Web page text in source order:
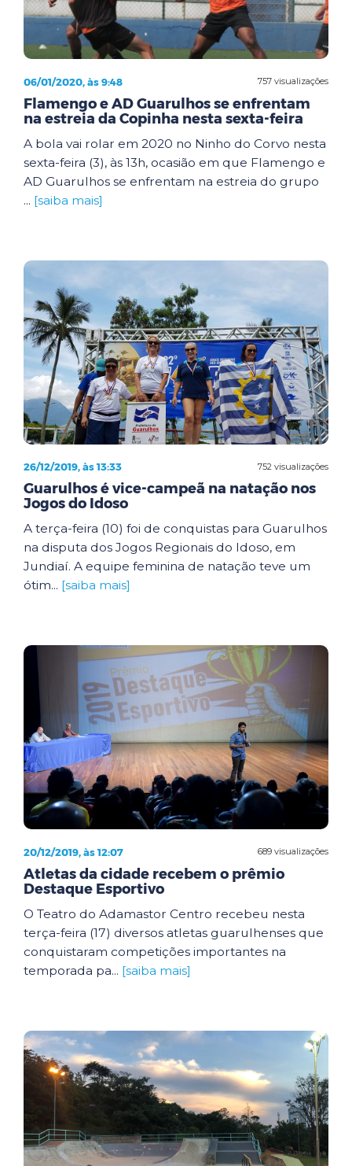
757 visualizações
06/01/2020, às 9:48
Flamengo e AD Guarulhos se enfrentam
na estreia da Copinha nesta sexta-feira
A bola vai rolar em 2020 no Ninho do Corvo nesta
sexta-feira (3), às 13h, ocasião em que Flamengo e
AD Guarulhos se enfrentam na estreia do grupo
... [saiba mais]
752 visualizações
26/12/2019, às 13:33
Guarulhos é vice-campeã na natação nos
Jogos do Idoso
A terça-feira (10) foi de conquistas para Guarulhos
na disputa dos Jogos Regionais do Idoso, em
Jundiaí. A equipe feminina de natação teve um
ótim... [saiba mais]
689 visualizações
20/12/2019, às 12:07
Atletas da cidade recebem o prêmio
Destaque Esportivo
O Teatro do Adamastor Centro recebeu nesta
terça-feira (17) diversos atletas guarulhenses que
conquistaram competições importantes na
temporada pa... [saiba mais]